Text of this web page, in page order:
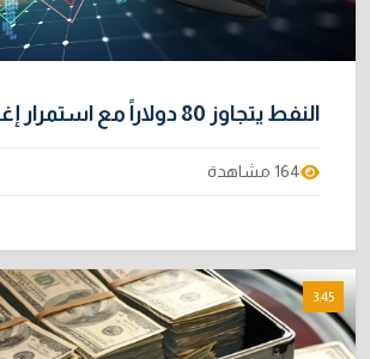
النفط يتجاوز 80 دولاراً مع استمرار إغلاق هرمز
164 مشاهدة
3:45